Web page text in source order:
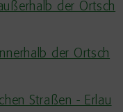
der Ortsch
der Ortsch
Straßen - Erlau